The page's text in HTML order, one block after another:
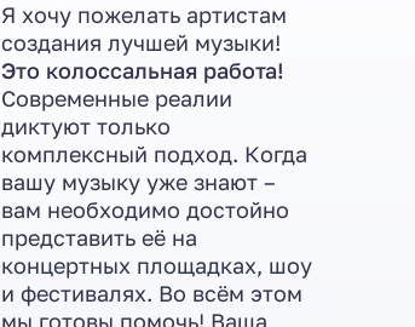
Я хочу пожелать артистам
создания лучшей музыки!
Это колоссальная работа!
Современные реалии
диктуют только
комплексный подход. Когда
вашу музыку уже знают –
вам необходимо достойно
представить её на
концертных площадках, шоу
и фестивалях. Во всём этом
мы готовы помочь! Ваша